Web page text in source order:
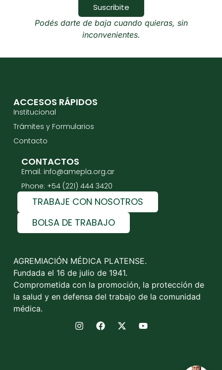
Suscribite
Podés darte de baja cuando quieras, sin
inconvenientes.
AGREMIACIÓN MÉDICA PLATENSE.
Fundada el 16 de julio de 1941.
Comprometida con la promoción, la protección de
la salud y en defensa del trabajo de la comunidad
médica.
ACCESOS RÁPIDOS
Institucional
Trámites y Formularios
Contacto
CONTACTOS
Email: info@amepla.org.ar
Phone: +54 (221) 444 3420
TRABAJE CON NOSOTROS
BOLSA DE TRABAJO